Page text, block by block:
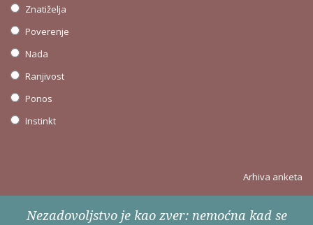
Znatiželja
Poverenje
Nada
Ranjivost
Ponos
Instinkt
Arhiva anketa
Nezadovoljstvo je kao zver: nemoćna kad se